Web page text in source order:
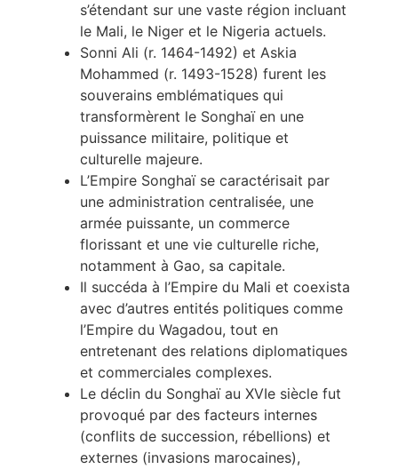
s’étendant sur une vaste région incluant
le Mali, le Niger et le Nigeria actuels.
Sonni Ali (r. 1464-1492) et Askia
Mohammed (r. 1493-1528) furent les
souverains emblématiques qui
transformèrent le Songhaï en une
puissance militaire, politique et
culturelle majeure.
L’Empire Songhaï se caractérisait par
une administration centralisée, une
armée puissante, un commerce
florissant et une vie culturelle riche,
notamment à Gao, sa capitale.
Il succéda à l’Empire du Mali et coexista
avec d’autres entités politiques comme
l’Empire du Wagadou, tout en
entretenant des relations diplomatiques
et commerciales complexes.
Le déclin du Songhaï au XVIe siècle fut
provoqué par des facteurs internes
(conflits de succession, rébellions) et
externes (invasions marocaines),